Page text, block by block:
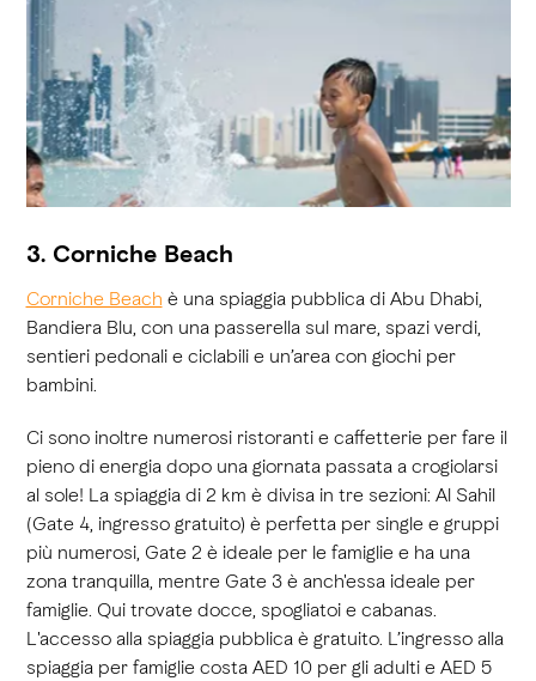
3. Corniche Beach
Corniche Beach è una spiaggia pubblica di Abu Dhabi,
Bandiera Blu, con una passerella sul mare, spazi verdi,
sentieri pedonali e ciclabili e un’area con giochi per
bambini.
Ci sono inoltre numerosi ristoranti e caffetterie per fare il
pieno di energia dopo una giornata passata a crogiolarsi
al sole! La spiaggia di 2 km è divisa in tre sezioni: Al Sahil
(Gate 4, ingresso gratuito) è perfetta per single e gruppi
più numerosi, Gate 2 è ideale per le famiglie e ha una
zona tranquilla, mentre Gate 3 è anch'essa ideale per
famiglie. Qui trovate docce, spogliatoi e cabanas.
L'accesso alla spiaggia pubblica è gratuito. L’ingresso alla
spiaggia per famiglie costa AED 10 per gli adulti e AED 5